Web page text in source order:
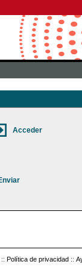
:: Política de privacidad ::